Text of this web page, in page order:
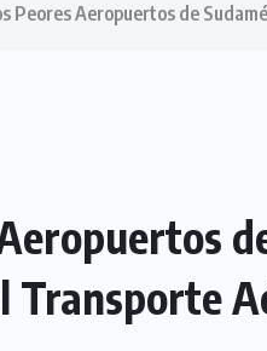
Peores Aeropuertos de
Transporte